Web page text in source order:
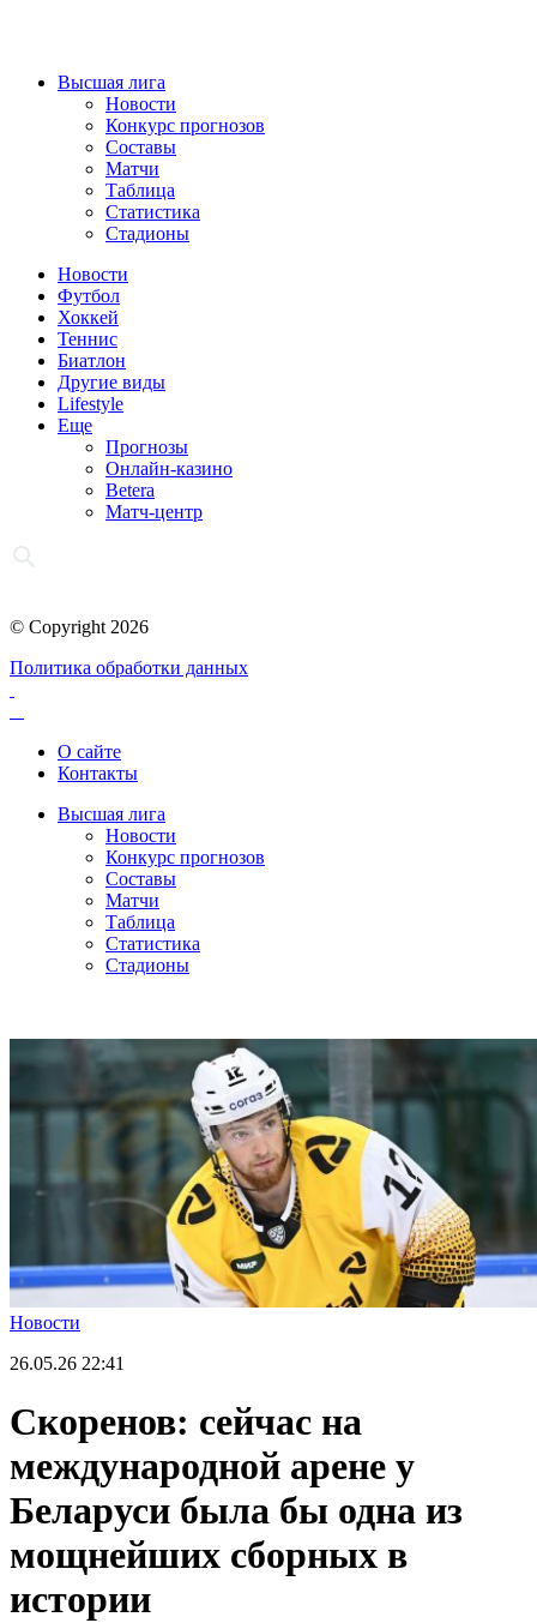
Высшая лига
Новости
Конкурс прогнозов
Составы
Матчи
Таблица
Статистика
Стадионы
Новости
Футбол
Хоккей
Теннис
Биатлон
Другие виды
Lifestyle
Еще
Прогнозы
Онлайн-казино
Betera
Матч-центр
© Copyright 2026
Политика обработки данных
О сайте
Контакты
Высшая лига
Новости
Конкурс прогнозов
Составы
Матчи
Таблица
Статистика
Стадионы
Новости
26.05.26 22:41
Скоренов: сейчас на
международной арене у
Беларуси была бы одна из
мощнейших сборных в
истории